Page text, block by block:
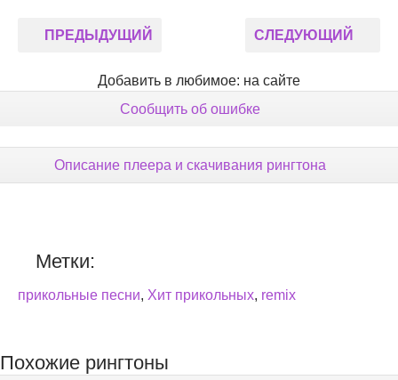
ПРЕДЫДУЩИЙ СЛЕДУЮЩИЙ
Добавить в любимое: на сайте
Сообщить об ошибке
Описание плеера и скачивания рингтона
Метки:
прикольные песни, Хит прикольных, remix
Похожие рингтоны